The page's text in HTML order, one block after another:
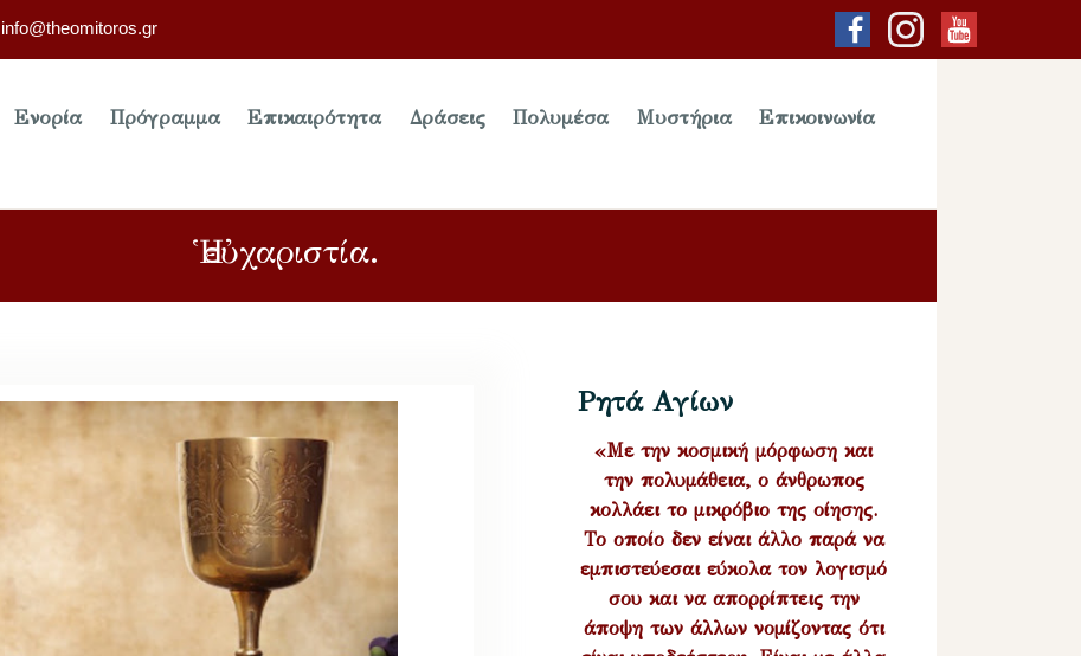
info@theomitoros.gr
Ενορία Πρόγραμμα Επικαιρότητα Δράσεις Πολυμέσα Μυστήρια Επικοινωνία
Ἡ εὐχαριστία.
Ρητά Αγίων
«Με την κοσμική μόρφωση και
την πολυμάθεια, ο άνθρωπος
κολλάει το μικρόβιο της οίησης.
Το οποίο δεν είναι άλλο παρά να
εμπιστεύεσαι εύκολα τον λογισμό
σου και να απορρίπτεις την
άποψη των άλλων νομίζοντας ότι